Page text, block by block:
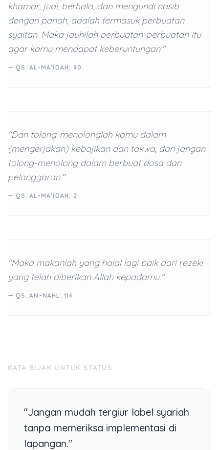
khamar, judi, berhala, dan mengundi nasib
dengan panah, adalah termasuk perbuatan
syaitan. Maka jauhilah perbuatan-perbuatan itu
agar kamu mendapat keberuntungan."
— QS. AL-MA'IDAH: 90
"Dan tolong-menolonglah kamu dalam
(mengerjakan) kebajikan dan takwa, dan jangan
tolong-menolong dalam berbuat dosa dan
pelanggaran."
— QS. AL-MA'IDAH: 2
"Maka makanlah yang halal lagi baik dari rezeki
yang telah diberikan Allah kepadamu."
— QS. AN-NAHL: 114
KATA BIJAK UNTUK STATUS
"Jangan mudah tergiur label syariah
tanpa memeriksa implementasi di
lapangan."